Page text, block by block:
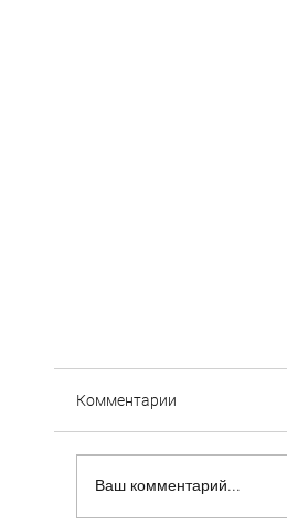
Комментарии
Ваш комментарий...